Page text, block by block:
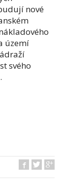
nové
území
svého